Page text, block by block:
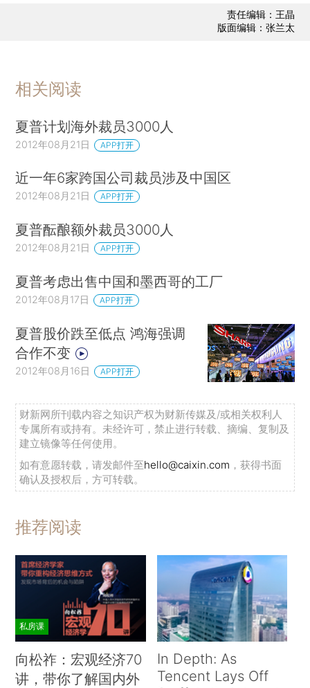
责任编辑：王晶
版面编辑：张兰太
相关阅读
夏普计划海外裁员3000人
2012年08月21日 APP打开
近一年6家跨国公司裁员涉及中国区
2012年08月21日 APP打开
夏普酝酿额外裁员3000人
2012年08月21日 APP打开
夏普考虑出售中国和墨西哥的工厂
2012年08月17日 APP打开
夏普股价跌至低点 鸿海强调
合作不变
2012年08月16日 APP打开
财新网所刊载内容之知识产权为财新传媒及/或相关权利人
专属所有或持有。未经许可，禁止进行转载、摘编、复制及
建立镜像等任何使用。
如有意愿转载，请发邮件至hello@caixin.com ，获得书面
确认及授权后，方可转载。
推荐阅读
私房课
向松祚：宏观经济70
讲，带你了解国内外
In Depth: As
Tencent Lays Off